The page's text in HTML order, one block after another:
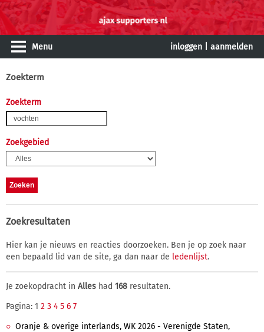
Menu inloggen aanmelden
Zoekterm
Zoekterm
Zoekgebied
Zoekresultaten
Hier kan je nieuws en reacties doorzoeken. Ben je op zoek naar
een bepaald lid van de site, ga dan naar de ledenlijst.
Je zoekopdracht in Alles had 168 resultaten.
Pagina: 1 2 3 4 5 6 7
Oranje & overige interlands, WK 2026 - Verenigde Staten,